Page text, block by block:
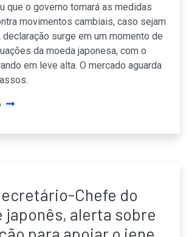
que o governo tomará as medidas
movimentos cambiais, caso sejam
surge em um momento de
da moeda japonesa, com o
em leve alta. O mercado aguarda
Chefe do
japonês, alerta sobre